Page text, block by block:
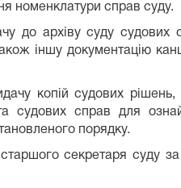
номенклатури справ суду.
до архіву суду судових
іншу документацію
копій судових рішень,
судових справ для
порядку.
секретаря суду